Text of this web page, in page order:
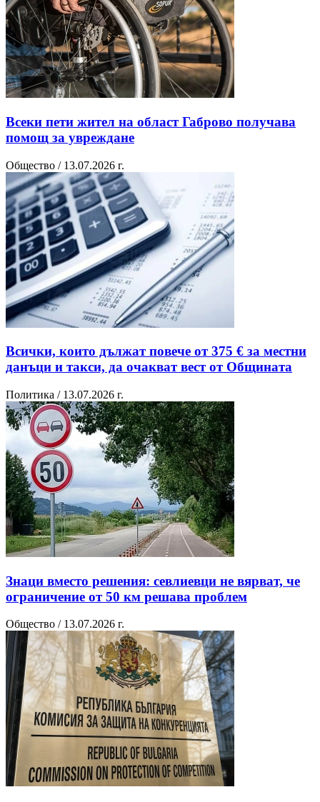
Всеки пети жител на област Габрово получава
помощ за увреждане
Общество / 13.07.2026 г.
Всички, които дължат повече от 375 € за местни
данъци и такси, да очакват вест от Общината
Политика / 13.07.2026 г.
Знаци вместо решения: севлиевци не вярват, че
ограничение от 50 км решава проблем
Общество / 13.07.2026 г.